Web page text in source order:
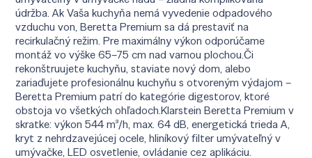
údržba. Ak Vaša kuchyňa nemá vyvedenie odpadového
vzduchu von, Beretta Premium sa dá prestaviť na
recirkulačný režim. Pre maximálny výkon odporúčame
montáž vo výške 65–75 cm nad varnou plochou.Či
rekonštruujete kuchyňu, staviate nový dom, alebo
zariaďujete profesionálnu kuchyňu s otvoreným výdajom –
Beretta Premium patrí do kategórie digestorov, ktoré
obstoja vo všetkých ohľadoch.Klarstein Beretta Premium v
skratke: výkon 544 m³/h, max. 64 dB, energetická trieda A,
kryt z nehrdzavejúcej ocele, hliníkový filter umývateľný v
umývačke, LED osvetlenie, ovládanie cez aplikáciu.